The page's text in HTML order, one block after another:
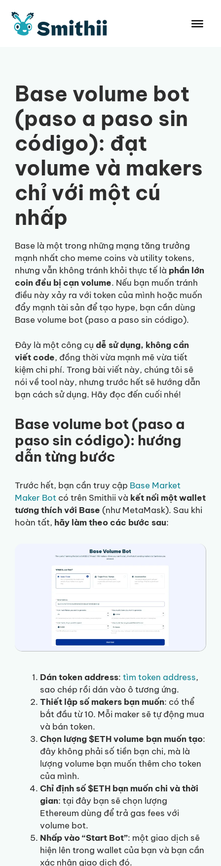
đến
Base volume bot
(paso a paso sin
código): đạt
volume và makers
chỉ với một cú
nhấp
Base là một trong những mạng tăng trưởng
mạnh nhất cho meme coins và utility tokens,
nhưng vẫn không tránh khỏi thực tế là phần lớn
coin đều bị cạn volume. Nếu bạn muốn tránh
điều này xảy ra với token của mình hoặc muốn
đẩy mạnh tài sản để tạo hype, bạn cần dùng
Base volume bot (paso a paso sin código).
Đây là một công cụ dễ sử dụng, không cần
viết code, đồng thời vừa mạnh mẽ vừa tiết
kiệm chi phí. Trong bài viết này, chúng tôi sẽ
nói về tool này, nhưng trước hết sẽ hướng dẫn
bạn cách sử dụng. Hãy đọc đến cuối nhé!
Base volume bot (paso a
paso sin código): hướng
dẫn từng bước
Trước hết, bạn cần truy cập Base Market
Maker Bot có trên Smithii và kết nối một wallet
tương thích với Base (như MetaMask). Sau khi
hoàn tất, hãy làm theo các bước sau:
Dán token address: tìm token address,
sao chép rồi dán vào ô tương ứng.
Thiết lập số makers bạn muốn: có thể
bắt đầu từ 10. Mỗi maker sẽ tự động mua
và bán token.
Chọn lượng $ETH volume bạn muốn tạo:
đây không phải số tiền bạn chi, mà là
lượng volume bạn muốn thêm cho token
của mình.
Chỉ định số $ETH bạn muốn chi và thời
gian: tại đây bạn sẽ chọn lượng
Ethereum dùng để trả gas fees với
volume bot.
Nhấp vào “Start Bot”: một giao dịch sẽ
hiện lên trong wallet của bạn và bạn cần
xác nhận giao dịch đó.